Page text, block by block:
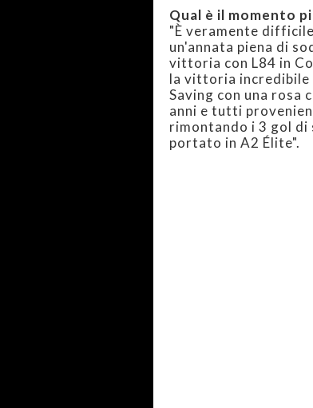
Qual è il momento
"È veramente
un'annata piena di
vittoria con L84 in
la vittoria incredibile
Saving con una rosa
anni e tutti
rimontando i 3 gol di
portato in A2 Élite".